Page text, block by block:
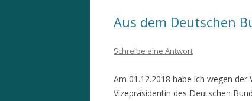
Aus dem Deutschen
Schreibe eine Antwort
Am 01.12.2018 habe ich wegen
Vizepräsidentin des Deutschen